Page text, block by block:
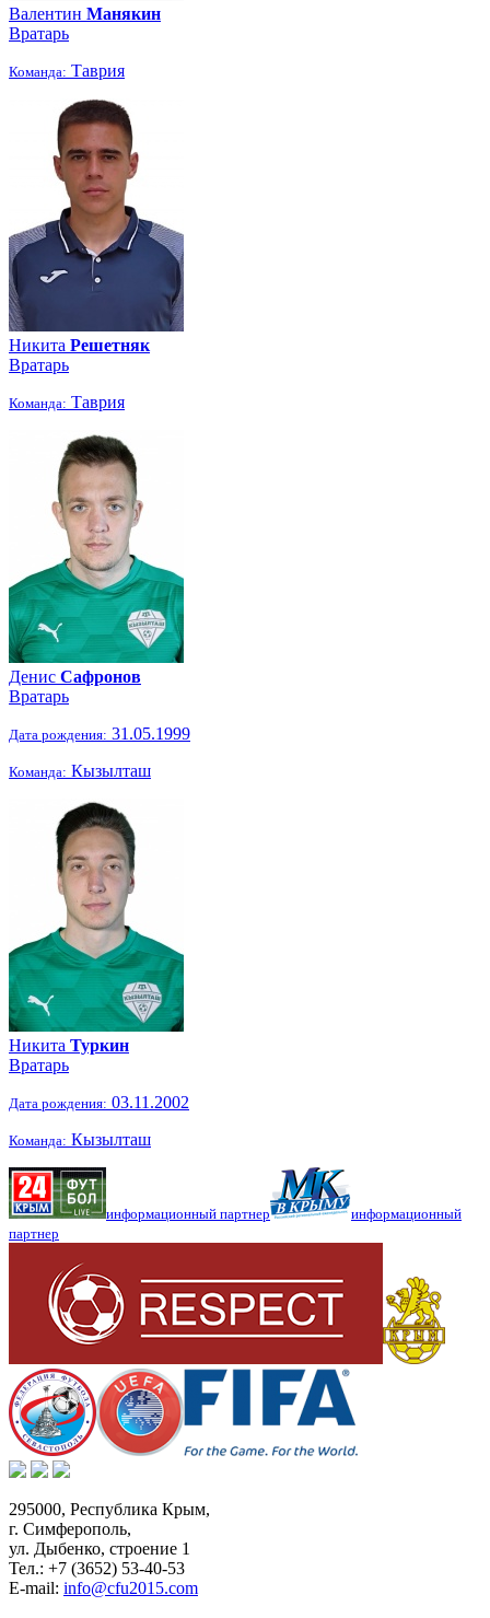
Валентин Манякин
Вратарь
Команда: Таврия
Никита Решетняк
Вратарь
Команда: Таврия
Денис Сафронов
Вратарь
Дата рождения: 31.05.1999
Команда: Кызылташ
Никита Туркин
Вратарь
Дата рождения: 03.11.2002
Команда: Кызылташ
информационный партнер
информационный
партнер
295000, Республика Крым,
г. Симферополь,
ул. Дыбенко, строение 1
Тел.: +7 (3652) 53-40-53
E-mail: info@cfu2015.com